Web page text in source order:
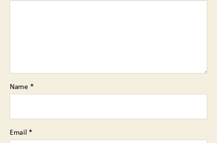
Name *
Email *